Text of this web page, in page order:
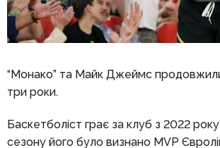
“Монако” та Майк Джеймс
три роки.
Баскетболіст грає за клуб з 2022
сезону його було визнано MVP